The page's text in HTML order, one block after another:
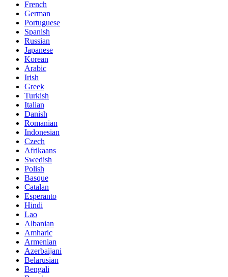
French
German
Portuguese
Spanish
Russian
Japanese
Korean
Arabic
Irish
Greek
Turkish
Italian
Danish
Romanian
Indonesian
Czech
Afrikaans
Swedish
Polish
Basque
Catalan
Esperanto
Hindi
Lao
Albanian
Amharic
Armenian
Azerbaijani
Belarusian
Bengali